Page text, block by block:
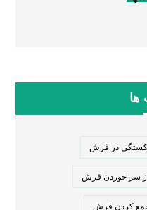
در فرش
سر خوردن فرش
جمع کردن فرش